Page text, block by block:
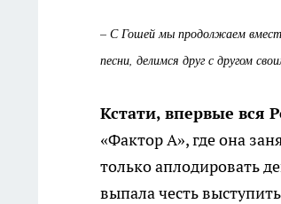
– С Гошей мы продолжаем
песни, делимся друг с другом
Кстати, впервые вся
«Фактор А», где она
только аплодировать
выпала честь